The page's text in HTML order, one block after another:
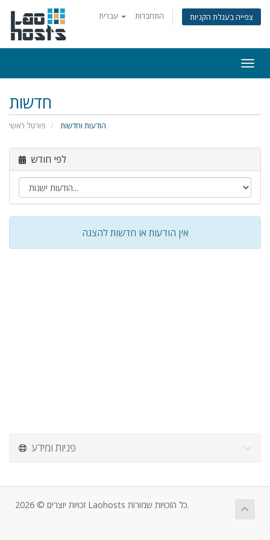
התחברות צפייה בעגלת הקניות
חדשות
פורטל ראשי הודעות וחדשות
לפי חודש
אין הודעות או חדשות להצגה
פניות ומידע
זכויות יוצרים © 2026 Laohosts כל הזכויות שמורות.